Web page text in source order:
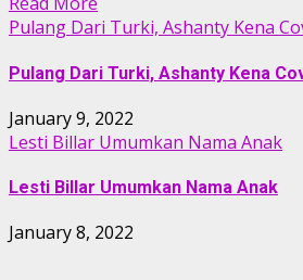
Pulang Dari Turki, Ashanty Kena
Pulang Dari Turki, Ashanty Kena
January 9, 2022
Lesti Billar Umumkan Nama Anak
Lesti Billar Umumkan Nama Anak
January 8, 2022